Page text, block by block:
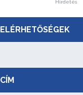
Hirdetés
ELÉRHETŐSÉGEK
CÍM